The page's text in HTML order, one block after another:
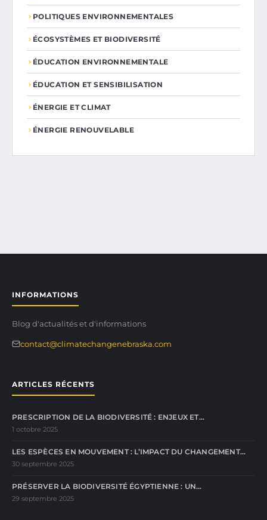
POLITIQUES ENVIRONNEMENTALES
ÉCOSYSTÈMES ET BIODIVERSITÉ
ÉDUCATION ENVIRONNEMENTALE
ÉDUCATION ET SENSIBILISATION
ÉNERGIE ET CLIMAT
ÉNERGIE RENOUVELABLE
INFORMATIONS
Blog d'actualités et d'informations
contact@climatechangenebraska.com
ARTICLES RÉCENTS
PRESCRIPTION DE LA BIODIVERSITÉ : ENJEUX ET…
1 octobre 2025
LES ESPÈCES EN MOUVEMENT : L’IMPACT DU CHANGEMENT…
30 septembre 2025
PRÉSERVER LA BIODIVERSITÉ ÉGYPTIENNE : UN…
29 septembre 2025